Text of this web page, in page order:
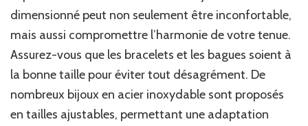
dimensionné peut non seulement être inconfortable,
mais aussi compromettre l’harmonie de votre tenue.
Assurez-vous que les bracelets et les bagues soient à
la bonne taille pour éviter tout désagrément. De
nombreux bijoux en acier inoxydable sont proposés
en tailles ajustables, permettant une adaptation